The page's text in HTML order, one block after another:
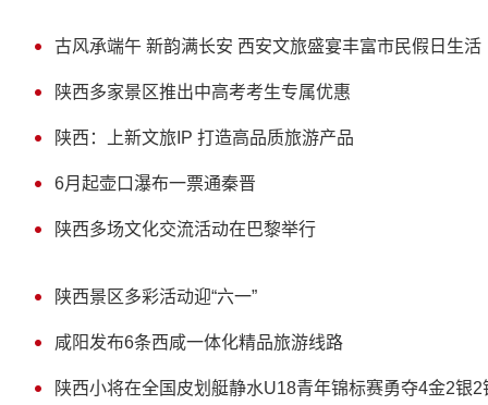
古风承端午 新韵满长安 西安文旅盛宴丰富市民假日生活
陕西多家景区推出中高考考生专属优惠
陕西：上新文旅IP 打造高品质旅游产品
6月起壶口瀑布一票通秦晋
陕西多场文化交流活动在巴黎举行
陕西景区多彩活动迎“六一”
咸阳发布6条西咸一体化精品旅游线路
陕西小将在全国皮划艇静水U18青年锦标赛勇夺4金2银2